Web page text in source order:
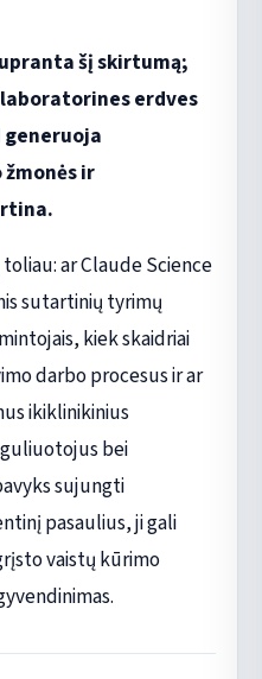
šį skirtumą;
erdves
ir
ar Claude Science
sutartinių tyrimų
kiek skaidriai
darbo procesus ir ar
ikiklinikinius
bei
sujungti
pasaulius, ji gali
vaistų kūrimo